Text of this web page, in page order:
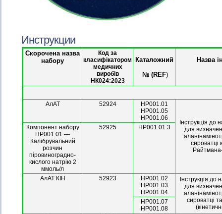
Инструкции
Скорочена назва
набору
Код за
класифікатором
медичних
виробів
НК024:2023
Каталожний
№ (REF)
Назва
АлАТ 52924
HP001.01
HP001.05
HP001.06
Інструкція до
для
сироватці
Компонент набору
HP001.01 —
Калібрувальний
розчин
піровиноградно-
кислого натрію 2
ммоль/л
52925 HP001.01.3
АлАТ КІН 52923
HP001.02
HP001.03
HP001.04
Інструкція до
для
сироватці
HP001.07
HP001.08